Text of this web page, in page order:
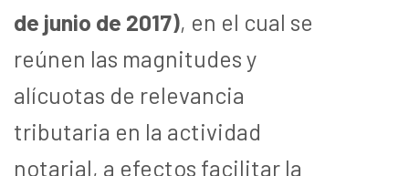
de junio de 2017), en el cual se
reúnen las magnitudes y
alícuotas de relevancia
tributaria en la actividad
notarial, a efectos facilitar la